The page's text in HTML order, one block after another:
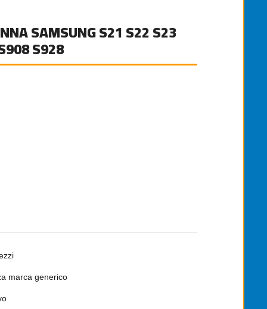
SAMSUNG S21 S22 S23
S928
marca generico